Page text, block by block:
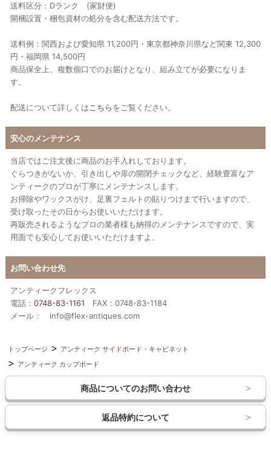
送料区分：Dランク (家財便)
開梱設置・梱包資材の処分を含む配送方法です。
送料例：関西および愛知県 11,200円・東京都神奈川県など関東 12,300
円・福岡県 14,500円
商品保全上、複数個口でのお届けとなり、組み立てが必要になりま
す。
配送について詳しくは こちらをご覧ください。
安心のメンテナンス
当店ではご注文後に商品のお手入れしております。
ぐらつきがないか、引き出しや扉の開閉チェックなど、経験豊富なア
ンティークのプロが丁寧にメンテナンスします。
お掃除やワックスがけ、足裏フェルトの貼りつけまで行いますので、
受け取ったその日からお使いいただけます。
再販売されるようなプロの業者様も納得のメンテナンスですので、実
用面でも安心してお使いいただけますよ。
お問い合わせ先
アンティークフレックス
電話： 0748-83-1161 FAX：0748-83-1184
メール： info@flex-antiques.com
トップページ
アンティーク サイドボード・キャビネット
アンティーク カップボード
商品についてのお問い合わせ
返品特約について